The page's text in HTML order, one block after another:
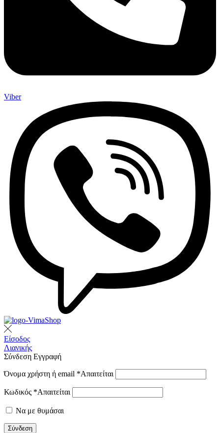
Viber
Είσοδος
Λιανικής
Σύνδεση Εγγραφή
Όνομα χρήστη ή email *Απαιτείται
Κωδικός *Απαιτείται
Να με θυμάσαι
Σύνδεση